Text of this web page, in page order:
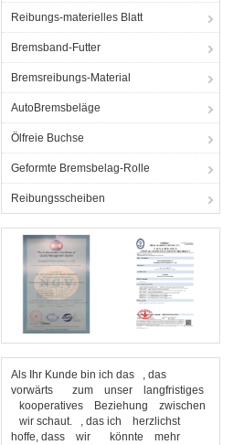
Reibungs-materielles Blatt
Bremsband-Futter
Bremsreibungs-Material
AutoBremsbeläge
Ölfreie Buchse
Geformte Bremsbelag-Rolle
Reibungsscheiben
Als Ihr Kunde bin ich das , das
vorwärts zum unser langfristiges
kooperatives Beziehung zwischen
wir schaut. , das ich herzlichst
hoffe, dass wir könnte mehr